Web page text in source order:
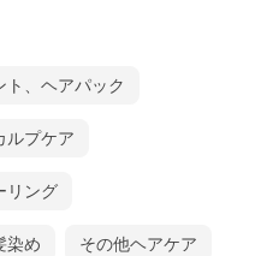
ト、ヘアパック
ルプケア
リング
染め その他ヘアケア